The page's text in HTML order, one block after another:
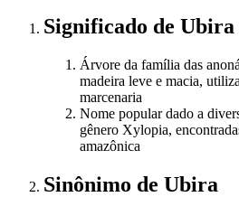
Significado de Ubira
Árvore da família das
madeira leve e macia,
marcenaria
Nome popular dado a
gênero Xylopia,
amazônica
Sinônimo de Ubira